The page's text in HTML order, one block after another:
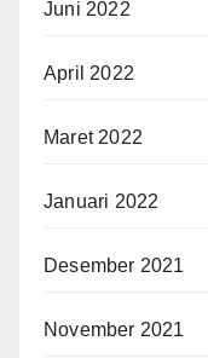
Juni 2022
April 2022
Maret 2022
Januari 2022
Desember 2021
November 2021